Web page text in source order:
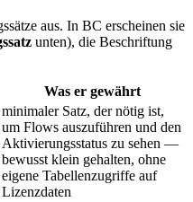
aus. In BC erscheinen sie
unten), die Beschriftung
Was er gewährt
minimaler Satz, der nötig ist,
um Flows auszuführen und den
Aktivierungsstatus zu sehen —
bewusst klein gehalten, ohne
eigene Tabellenzugriffe auf
Lizenzdaten